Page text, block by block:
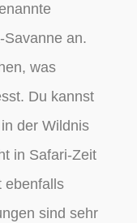
Savanne an.
was
Du kannst
der Wildnis
in Safari-Zeit
ebenfalls
sind sehr